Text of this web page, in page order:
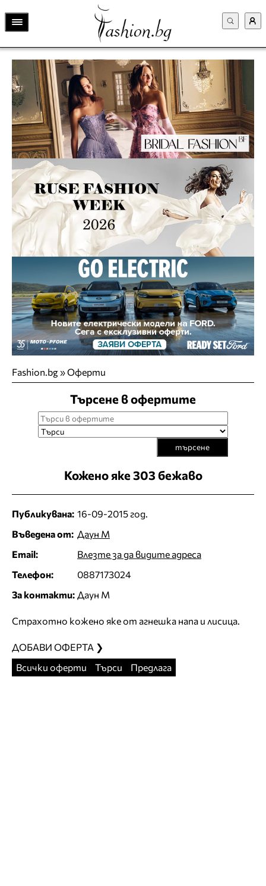
Fashion.bg»Оферти
Търсене в офертите
търсене
Кожено яке 303 бежаво
Публикувана: 16-09-2015 год.
Въведена от: Даун М
Email:
Влезте за да видите адреса
Телефон:
0887173024
За контакти: Даун М
Страхотно кожено яке от агнешка напа и лисица.
ДОБАВИ ОФЕРТА ❯
Всички оферти
Търси Предлага